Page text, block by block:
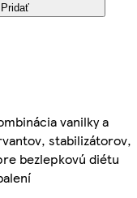
Pridať
vanilky a
stabilizátorov,
bezlepkovú diétu